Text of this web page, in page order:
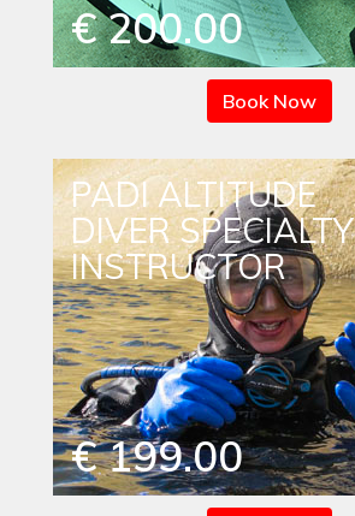
€ 200.00
Book Now
PADI ALTITUDE
DIVER SPECIALTY
INSTRUCTOR
€ 199.00